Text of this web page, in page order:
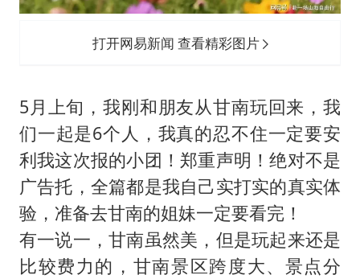
打开网易新闻 查看精彩图片
5月上旬，我刚和朋友从甘南玩回来，我
们一起是6个人，我真的忍不住一定要安
利我这次报的小团！郑重声明！绝对不是
广告托，全篇都是我自己实打实的真实体
验，准备去甘南的姐妹一定要看完！
有一说一，甘南虽然美，但是玩起来还是
比较费力的，甘南景区跨度大、景点分